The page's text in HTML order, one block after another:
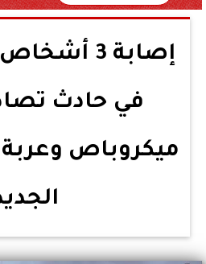
إصابة 3
في حادث
ميكروباص وعربة